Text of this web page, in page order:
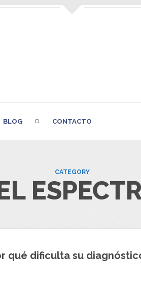
BLOG CONTACTO
CATEGORY
qué dificulta su